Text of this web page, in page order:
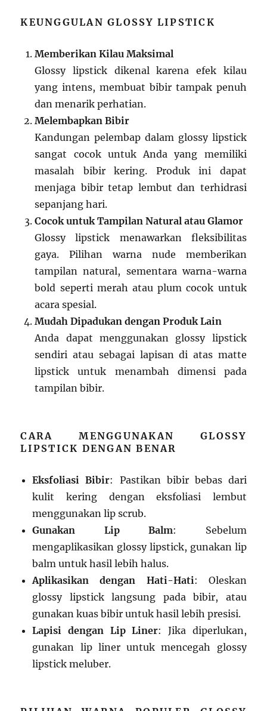
KEUNGGULAN GLOSSY LIPSTICK
Memberikan Kilau Maksimal
Glossy lipstick dikenal karena efek kilau
yang intens, membuat bibir tampak penuh
dan menarik perhatian.
Melembapkan Bibir
Kandungan pelembap dalam glossy lipstick
sangat cocok untuk Anda yang memiliki
masalah bibir kering. Produk ini dapat
menjaga bibir tetap lembut dan terhidrasi
sepanjang hari.
Cocok untuk Tampilan Natural atau Glamor
Glossy lipstick menawarkan fleksibilitas
gaya. Pilihan warna nude memberikan
tampilan natural, sementara warna-warna
bold seperti merah atau plum cocok untuk
acara spesial.
Mudah Dipadukan dengan Produk Lain
Anda dapat menggunakan glossy lipstick
sendiri atau sebagai lapisan di atas matte
lipstick untuk menambah dimensi pada
tampilan bibir.
CARA MENGGUNAKAN GLOSSY
LIPSTICK DENGAN BENAR
Eksfoliasi Bibir: Pastikan bibir bebas dari
kulit kering dengan eksfoliasi lembut
menggunakan lip scrub.
Gunakan Lip Balm: Sebelum
mengaplikasikan glossy lipstick, gunakan lip
balm untuk hasil lebih halus.
Aplikasikan dengan Hati-Hati: Oleskan
glossy lipstick langsung pada bibir, atau
gunakan kuas bibir untuk hasil lebih presisi.
Lapisi dengan Lip Liner: Jika diperlukan,
gunakan lip liner untuk mencegah glossy
lipstick meluber.